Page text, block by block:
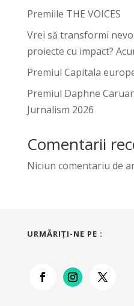
Premiile THE VOICES
Vrei să transformi
proiecte cu impact?
Premiul Capitala
Premiul Daphne
Jurnalism 2026
Comentarii
Niciun comentariu de
URMĂRIŢI-NE PE :